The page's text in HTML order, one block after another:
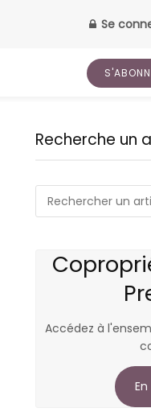
Se
Recherche un
Accédez à